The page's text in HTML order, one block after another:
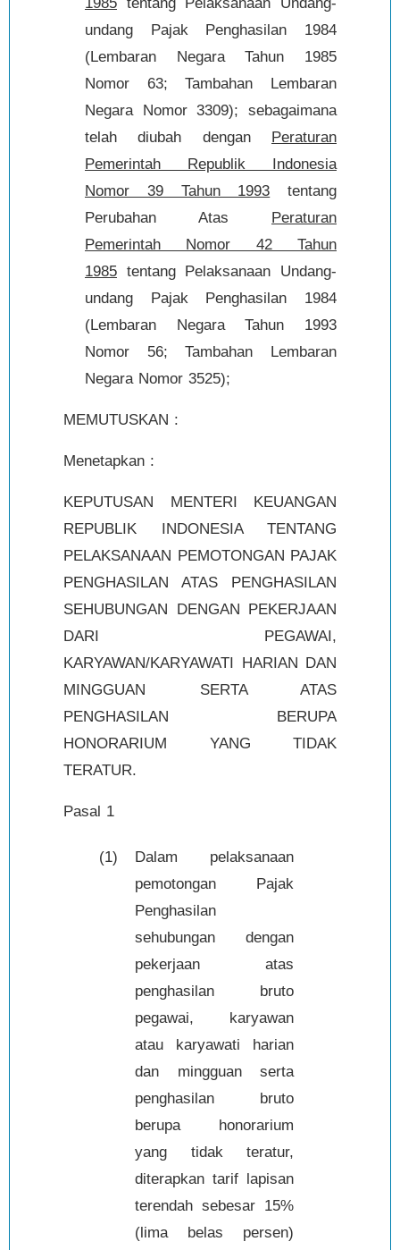
1985 tentang Pelaksanaan Undang-
undang Pajak Penghasilan 1984
(Lembaran Negara Tahun 1985
Nomor 63; Tambahan Lembaran
Negara Nomor 3309); sebagaimana
telah diubah dengan
Peraturan
Pemerintah Republik Indonesia
Nomor 39 Tahun 1993 tentang
Perubahan Atas
Peraturan
Pemerintah Nomor 42 Tahun
1985 tentang Pelaksanaan Undang-
undang Pajak Penghasilan 1984
(Lembaran Negara Tahun 1993
Nomor 56; Tambahan Lembaran
Negara Nomor 3525);
MEMUTUSKAN :
Menetapkan :
KEPUTUSAN MENTERI KEUANGAN
REPUBLIK INDONESIA TENTANG
PELAKSANAAN PEMOTONGAN PAJAK
PENGHASILAN ATAS PENGHASILAN
SEHUBUNGAN DENGAN PEKERJAAN
DARI PEGAWAI,
KARYAWAN/KARYAWATI HARIAN DAN
MINGGUAN SERTA ATAS
PENGHASILAN BERUPA
HONORARIUM YANG TIDAK
TERATUR.
Pasal 1
(1)
Dalam pelaksanaan
pemotongan Pajak
Penghasilan
sehubungan dengan
pekerjaan atas
penghasilan bruto
pegawai, karyawan
atau karyawati harian
dan mingguan serta
penghasilan bruto
berupa honorarium
yang tidak teratur,
diterapkan tarif lapisan
terendah sebesar 15%
(lima belas persen)